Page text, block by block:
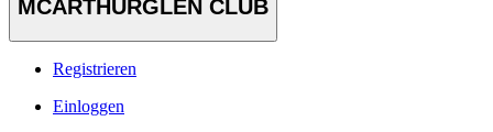
MCARTHURGLEN CLUB
Registrieren
Einloggen